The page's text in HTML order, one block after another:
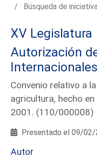
Búsqueda de
XV Legislatura
Autorización
Convenio relativo a
agricultura, hecho
2001. (110/000008)
Presentado el 09/
Autor